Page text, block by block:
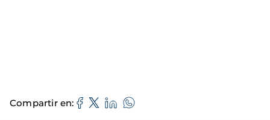
Compartir en